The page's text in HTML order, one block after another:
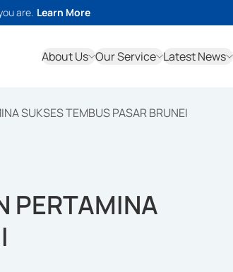
are. Learn More
About Us Our Service Latest News
SUKSES TEMBUS PASAR BRUNEI
PERTAMINA